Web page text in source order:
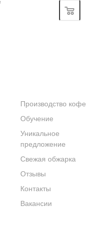
Производство кофе
Обучение
Уникальное
предложение
Свежая обжарка
Отзывы
Контакты
Вакансии